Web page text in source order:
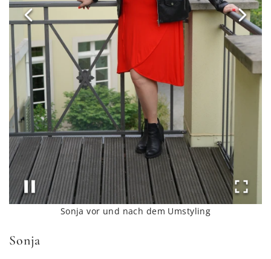
Sonja vor und nach dem Umstyling
Sonja